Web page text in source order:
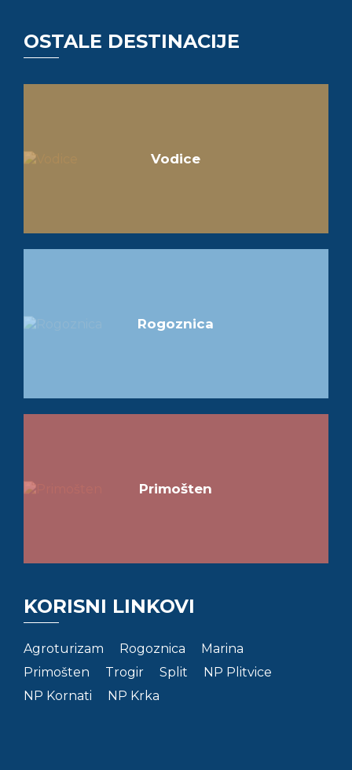
OSTALE DESTINACIJE
Vodice
Rogoznica
Primošten
KORISNI LINKOVI
Agroturizam Rogoznica
Marina
Primošten
Trogir Split
NP Plitvice
NP Kornati
NP Krka